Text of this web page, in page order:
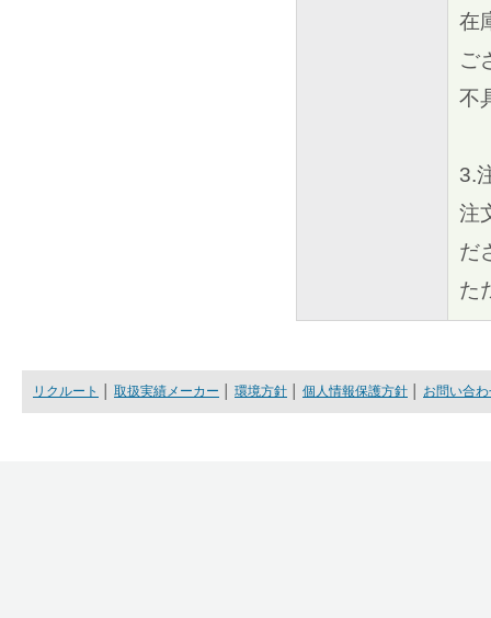
在
ご
不
3.
注
だ
た
リクルート 取扱実績メーカー 環境方針 個人情報保護方針 お問い合